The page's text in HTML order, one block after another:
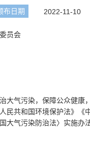
布日期 2022-11-10
员会
大气污染，保障公众健康
民共和国环境保护法》《
大气污染防治法〉实施